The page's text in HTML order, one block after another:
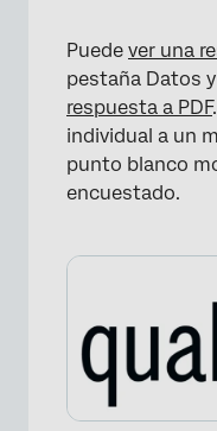
Puede ver una
pestaña Datos
respuesta a PDF
individual a un
punto blanco
encuestado.